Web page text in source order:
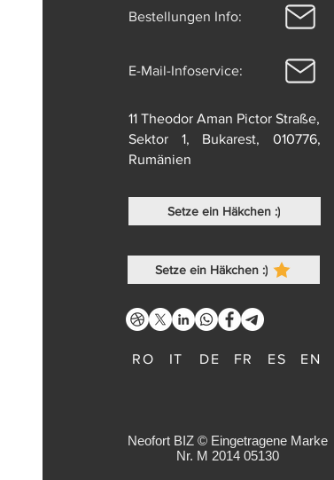
Bestellungen Info:
E-Mail-Infoservice:
11 Theodor Aman Pictor Straße,
Sektor 1, Bukarest, 010776,
Rumänien
Setze ein Häkchen :)
Setze ein Häkchen :)
RO IT DE FR ES EN
Neofort BIZ © Eingetragene Marke
Nr. M 2014 05130